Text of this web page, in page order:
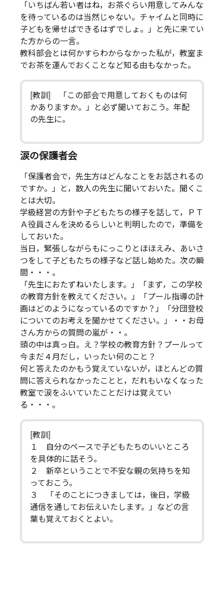
「いちばん若い者はね，お茶ぐらい用意してみんな
を待っているのは当然じゃない。チャイムと同時に
子どもを帰せばできるはずでしょ。」と先に来てい
た方からの一言。
教科部会とは何かすらわからなかった私が，教室ま
でお茶を運んでおくことなど知る由もなかった。
[教訓] 「この部会で用意しておくものは何
かありますか。」と必ず聞いておこう。年配
の先生に。
涙の保護者会
「保護者会で，先生方はどんなことをお話されるの
ですか。」と，数人の先生に聞いておいた。聞くこ
とは大切。
学級経営の方針や子どもたちの様子を話して，ＰＴ
Ａ役員さんを決めるらしいと判明したので，準備を
しておいた。
当日，緊張しながらもにっこりとほほえみ、あいさ
つをして子どもたちの様子など話し始めた。次の瞬
間・・・。
「先生におたずねいたします。」「まず，この学校
の教育方針を教えてください。」「プール指導の計
画はどのようになっているのですか？」「分団登校
についてのお考えを聞かせてください。」・・お母
さん方からの質問の嵐が・・。
頭の中は真っ白。え？学校の教育方針？プールって
今まだ４月だし，いったい何のこと？
何と答えたのかもう覚えていないが，ほとんどの質
問に答えられなかったことと，だれもいなくなった
教室で涙をふいていたことだけは覚えてい
る・・・。
[教訓]
１ 自分のペースで子どもたちのいいところ
を具体的に話そう。
２ 新卒ということで不安な親の気持ちを知
っておこう。
３ 「そのことにつきましては，後日，学級
通信を通してお伝えいたします。」などの言
葉も覚えておくとよい。